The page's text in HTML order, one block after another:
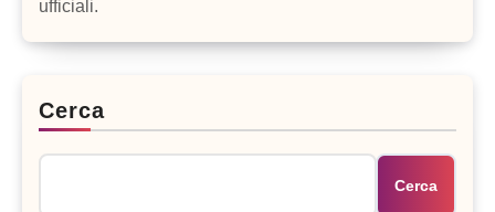
ufficiali.
Cerca
Cerca